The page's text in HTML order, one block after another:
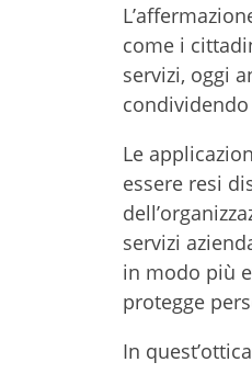
come i
servizi, oggi
Le
essere resi
servizi
in modo più
protegge
In